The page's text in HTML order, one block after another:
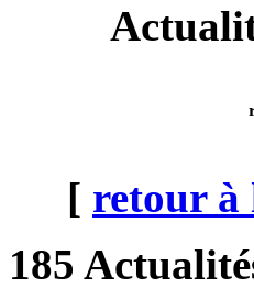
[ retour à
185